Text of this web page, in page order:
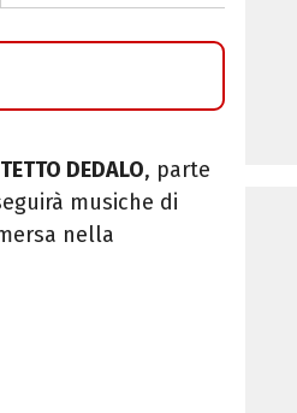
DEDALO, parte
musiche di
nella